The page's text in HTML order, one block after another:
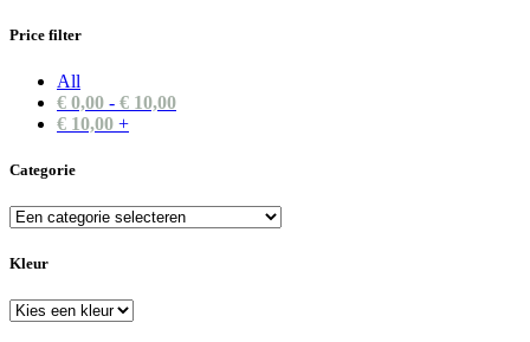
Price filter
All
€ 0,00 - € 10,00
€ 10,00 +
Categorie
Kleur